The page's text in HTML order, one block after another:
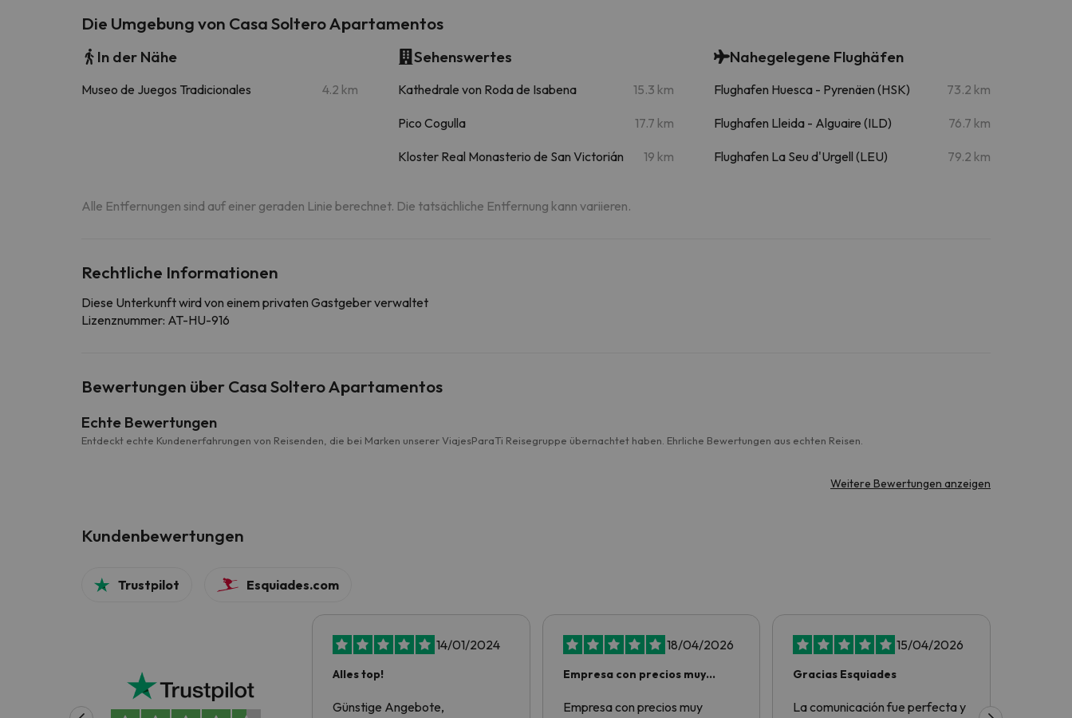
Die Umgebung von Casa Soltero Apartamentos
In der Nähe
Museo de Juegos Tradicionales 4.2 km
Sehenswertes
Kathedrale von Roda de Isabena 15.3 km
Pico Cogulla 17.7 km
Kloster Real Monasterio de San Victorián 19 km
Nahegelegene Flughäfen
Flughafen Huesca - Pyrenäen (HSK) 73.2 km
Flughafen Lleida - Alguaire (ILD) 76.7 km
Flughafen La Seu d'Urgell (LEU) 79.2 km
Alle Entfernungen sind auf einer geraden Linie berechnet. Die tatsächliche Entfernung kann variieren.
Rechtliche Informationen
Diese Unterkunft wird von einem privaten Gastgeber verwaltet
Lizenznummer: AT-HU-916
Bewertungen über Casa Soltero Apartamentos
Echte Bewertungen
Entdeckt echte Kundenerfahrungen von Reisenden, die bei Marken unserer ViajesParaTi Reisegruppe übernachtet haben. Ehrliche Bewertungen aus echten Reisen.
Weitere Bewertungen anzeigen
Kundenbewertungen
Trustpilot Esquiades.com
14/01/2024
Alles top!
Günstige Angebote,
18/04/2026
Empresa con precios muy
Empresa con precios muy
15/04/2026
Gracias Esquiades
La comunicación fue perfecta y